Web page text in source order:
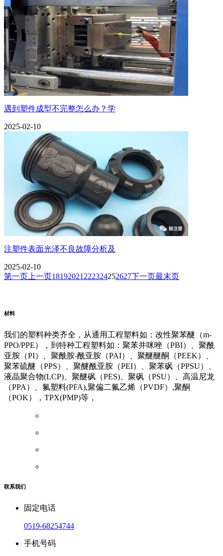
遇到塑件成型不完整怎么办？学
2025-02-10
注塑件表面光泽不良故障分析及
2025-02-10
第一页上一页18192021222324252627下一页最末页
材料
我们的塑料种类齐全，从通用工程塑料如：改性聚苯醚（m-
PPO/PPE），到特种工程塑料如：聚苯并咪唑（PBI）、聚酰
亚胺（PI）、聚酰胺-酰亚胺（PAI）、聚醚醚酮（PEEK）、
聚苯硫醚（PPS）、聚醚酰亚胺（PEI）、聚苯砜（PPSU）、
液晶聚合物(LCP)、聚醚砜（PES)、聚砜（PSU）、高温尼龙
（PPA）、氟塑料(PFA),聚偏二氟乙烯（PVDF）,聚酮
（POK），TPX(PMP)等，
联系我们
固定电话
0519-68254744
手机号码